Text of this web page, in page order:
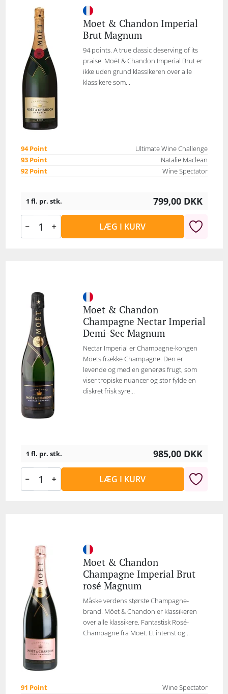
Moet & Chandon Imperial
Brut Magnum
94 points. A true classic deserving of its
praise. Moët & Chandon Imperial Brut er
ikke uden grund klassikeren over alle
klassikere som...
94 Point
Ultimate Wine Challenge
93 Point
Natalie Maclean
92 Point
Wine Spectator
1 fl. pr. stk. 799,00 DKK
LÆG I KURV
Moet & Chandon
Champagne Nectar Imperial
Demi-Sec Magnum
Nectar Imperial er Champagne-kongen
Möets frække Champagne. Den er
levende og med en generøs frugt, som
viser tropiske nuancer og stor fylde en
diskret frisk syre...
1 fl. pr. stk. 985,00 DKK
LÆG I KURV
Moet & Chandon
Champagne Imperial Brut
rosé Magnum
Måske verdens største Champagne-
brand. Möet & Chandon er klassikeren
over alle klassikere. Fantastisk Rosé-
Champagne fra Moët. Et intenst og...
91 Point Wine Spectator